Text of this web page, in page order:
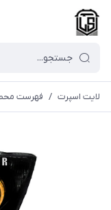
لایت اسپرت / فهرست